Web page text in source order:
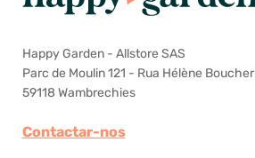
Happy Garden - Allstore SAS
Parc de Moulin 121 - Rua Hélène Boucher
59118 Wambrechies
Contactar-nos